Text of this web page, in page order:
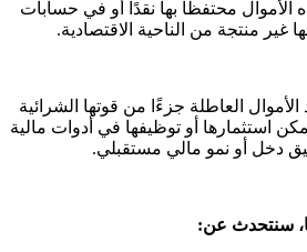
الأموال محتفظًا بها نقدًا أو في حسابات
غير منتجة من الناحية الاقتصادية.
العاطلة جزءًا من قوتها الشرائية
استثمارها أو توظيفها في أدوات مالية
دخل أو نمو مالي مستقبلي.
سنتحدث عن: